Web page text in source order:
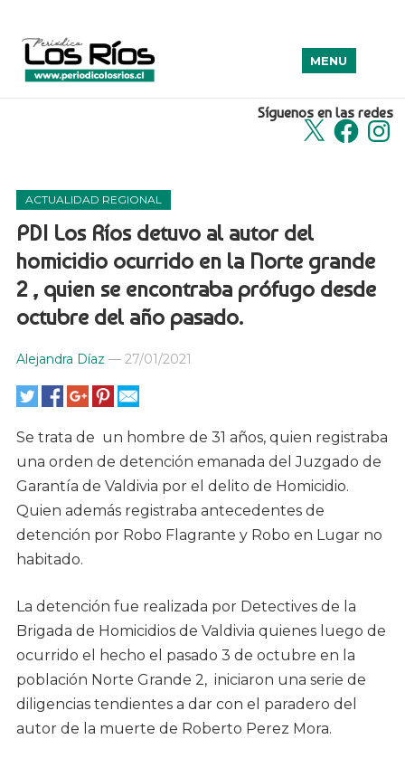
Síguenos en las redes
X Facebook
MENU
ACTUALIDAD REGIONAL
PDI Los Ríos detuvo al autor del
homicidio ocurrido en la Norte grande
2 , quien se encontraba prófugo desde
octubre del año pasado.
Alejandra Díaz — 27/01/2021
Se trata de un hombre de 31 años, quien registraba
una orden de detención emanada del Juzgado de
Garantía de Valdivia por el delito de Homicidio.
Quien además registraba antecedentes de
detención por Robo Flagrante y Robo en Lugar no
habitado.
La detención fue realizada por Detectives de la
Brigada de Homicidios de Valdivia quienes luego de
ocurrido el hecho el pasado 3 de octubre en la
población Norte Grande 2, iniciaron una serie de
diligencias tendientes a dar con el paradero del
autor de la muerte de Roberto Perez Mora.